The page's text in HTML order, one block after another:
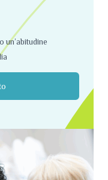
un’abitudine